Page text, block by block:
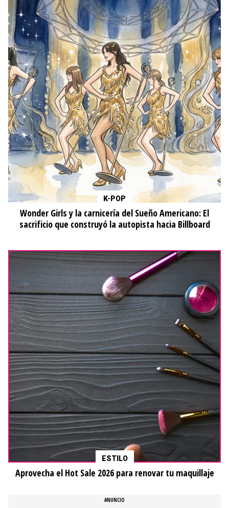
K-POP
Wonder Girls y la carnicería del Sueño Americano: El
sacrificio que construyó la autopista hacia Billboard
ESTILO
Aprovecha el Hot Sale 2026 para renovar tu maquillaje